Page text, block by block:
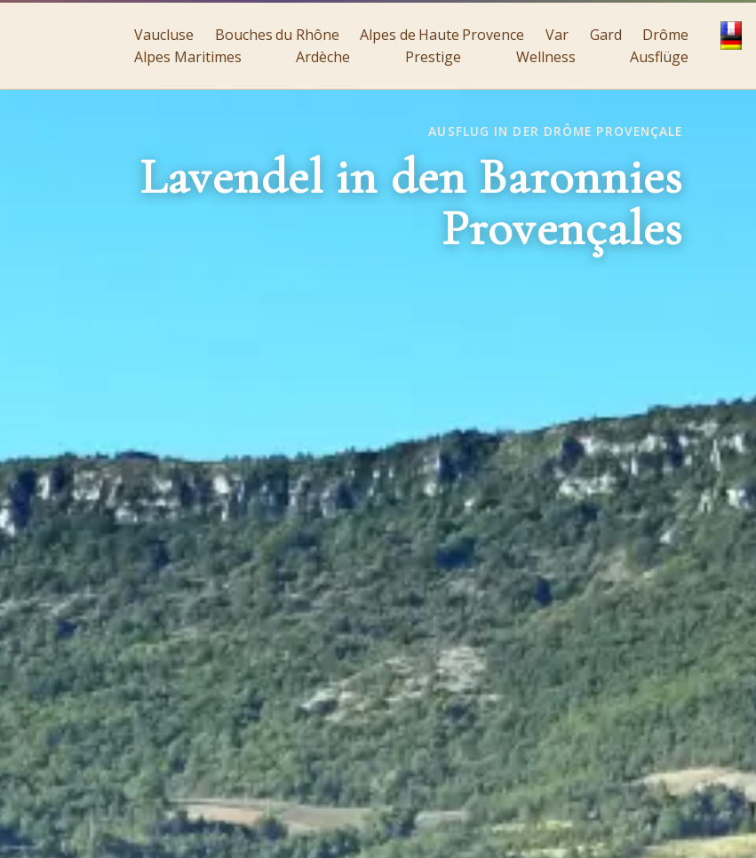
Vaucluse Bouches du Rhône Alpes de Haute Provence Var Gard
Drôme
Alpes Maritimes
Ardèche Prestige Wellness Ausflüge
AUSFLUG IN DER DRÔME PROVENÇALE
Lavendel in den Baronnies
Provençales